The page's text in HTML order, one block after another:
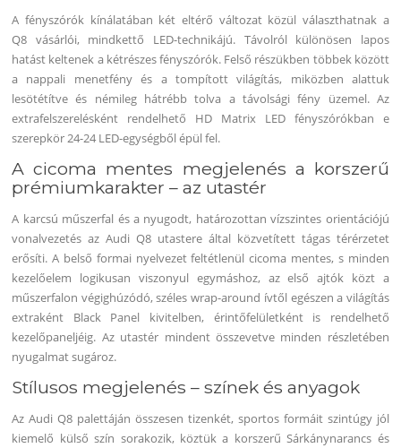
A fényszórók kínálatában két eltérő változat közül választhatnak a
Q8 vásárlói, mindkettő LED-technikájú. Távolról különösen lapos
hatást keltenek a kétrészes fényszórók. Felső részükben többek között
a nappali menetfény és a tompított világítás, miközben alattuk
lesötétítve és némileg hátrébb tolva a távolsági fény üzemel. Az
extrafelszerelésként rendelhető HD Matrix LED fényszórókban e
szerepkör 24-24 LED-egységből épül fel.
A cicoma mentes megjelenés a korszerű
prémiumkarakter – az utastér
A karcsú műszerfal és a nyugodt, határozottan vízszintes orientációjú
vonalvezetés az Audi Q8 utastere által közvetített tágas térérzetet
erősíti. A belső formai nyelvezet feltétlenül cicoma mentes, s minden
kezelőelem logikusan viszonyul egymáshoz, az első ajtók közt a
műszerfalon végighúzódó, széles wrap-around ívtől egészen a világítás
extraként Black Panel kivitelben, érintőfelületként is rendelhető
kezelőpaneljéig. Az utastér mindent összevetve minden részletében
nyugalmat sugároz.
Stílusos megjelenés – színek és anyagok
Az Audi Q8 palettáján összesen tizenkét, sportos formáit szintúgy jól
kiemelő külső szín sorakozik, köztük a korszerű Sárkánynarancs és